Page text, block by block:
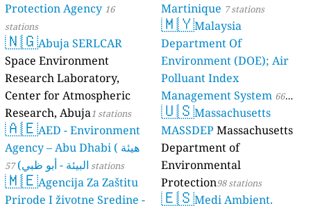
Protection Agency 16
stations
🇳🇬Abuja SERLCAR
Space Environment
Research Laboratory,
Center for Atmospheric
Research, Abuja1 stations
🇦🇪AED - Environment
Agency – Abu Dhabi ( هيئة
البيئة - أبو ظبي) 57 stations
🇲🇪Agencija Za Zaštitu
Prirode I životne Sredine -
Martinique 7 stations
🇲🇾Malaysia
Department Of
Environment (DOE); Air
Polluant Index
Management System 66
stations
🇺🇸Massachusetts
MASSDEP Massachusetts
Department of
Environmental
Protection98 stations
🇪🇸Medi Ambient.